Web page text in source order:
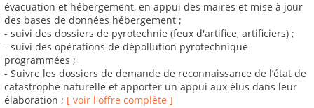
évacuation et hébergement, en appui des maires et mise à jour
des bases de données hébergement ;
- suivi des dossiers de pyrotechnie (feux d'artifice, artificiers) ;
- suivi des opérations de dépollution pyrotechnique
programmées ;
- Suivre les dossiers de demande de reconnaissance de l’état de
catastrophe naturelle et apporter un appui aux élus dans leur
élaboration ; [ voir l'offre complète ]